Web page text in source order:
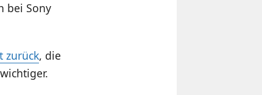
bei Sony
zurück, die